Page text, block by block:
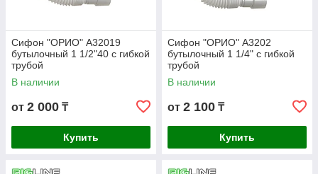
Сифон "ОРИО" А32019
бутылочный 1 1/2"40 с гибкой
трубой
В наличии
от 2 000 ₸
Купить
Сифон "ОРИО" А3202
бутылочный 1 1/4" с гибкой
трубой
В наличии
от 2 100 ₸
Купить